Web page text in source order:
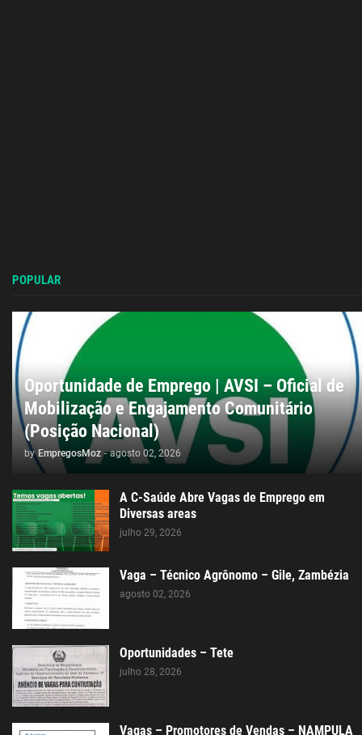
POPULAR
Oportunidade de Emprego | AVSI – Oficial de
Mobilização e Engajamento Comunitário
(Posição Nacional)
by EmpregosMoz - agosto 02, 2026
A C-Saúde Abre Vagas de Emprego em
Diversas areas
julho 29, 2026
Vaga – Técnico Agrônomo – Gile, Zambézia
agosto 02, 2026
Oportunidades – Tete
julho 28, 2026
Vagas – Promotores de Vendas – NAMPULA